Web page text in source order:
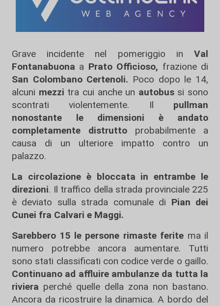
Grave incidente nel pomeriggio in Val
Fontanabuona a Prato Officioso, frazione di
San Colombano Certenoli. Poco dopo le 14,
alcuni mezzi tra cui anche un autobussi sono
scontrati violentemente. Il pullman
nonostante le dimensioni è andato
completamente distrutto probabilmente a
causa di un ulteriore impatto contro un
palazzo.
La circolazione è bloccata in entrambe le
direzioni. Il traffico della strada provinciale 225
è deviato sulla strada comunale di Pian dei
Cunei fra Calvari e Maggi.
Sarebbero 15 le persone rimaste ferite ma il
numero potrebbe ancora aumentare. Tutti
sono stati classificati con codice verde o gaillo.
Continuano ad affluire ambulanze da tutta la
riviera perché quelle della zona non bastano.
Ancora da ricostruire la dinamica. A bordo del